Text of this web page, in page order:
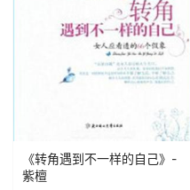
《转角遇到不一样的自己》-
紫檀